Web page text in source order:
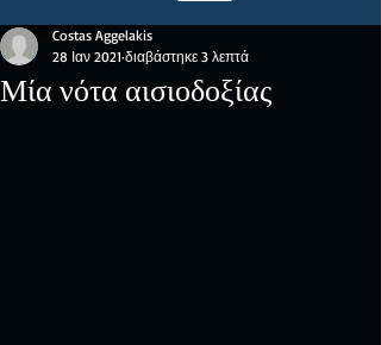
Μία νότα αισιοδοξίας
Costas Aggelakis
28 Ιαν 2021 διαβάστηκε 3 λεπτά